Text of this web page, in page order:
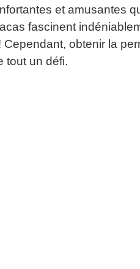
et amusantes
fascinent
Cependant, obtenir la
tout un défi.